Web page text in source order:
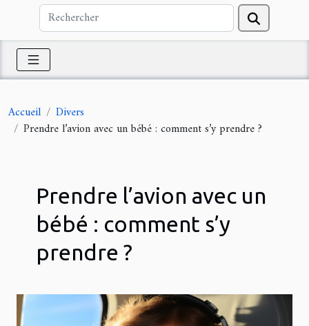
Accueil
Divers
Prendre l’avion avec un bébé : comment s’y prendre ?
Prendre l’avion avec un
bébé : comment s’y
prendre ?